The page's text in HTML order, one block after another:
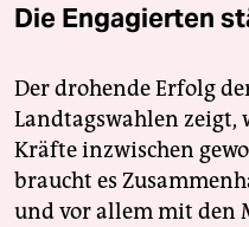
Die Engagierten
Der drohende Erfolg
Landtagswahlen zeigt,
Kräfte inzwischen
braucht es
und vor allem mit den